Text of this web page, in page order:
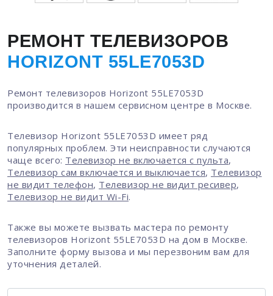
РЕМОНТ ТЕЛЕВИЗОРОВ
HORIZONT 55LE7053D
Ремонт телевизоров Horizont 55LE7053D
производится в нашем сервисном центре в Москве.
Телевизор Horizont 55LE7053D имеет ряд
популярных проблем. Эти неисправности случаются
чаще всего: Телевизор не включается с пульта,
Телевизор сам включается и выключается, Телевизор
не видит телефон, Телевизор не видит ресивер,
Телевизор не видит Wi-Fi.
Также вы можете вызвать мастера по ремонту
телевизоров Horizont 55LE7053D на дом в Москве.
Заполните форму вызова и мы перезвоним вам для
уточнения деталей.